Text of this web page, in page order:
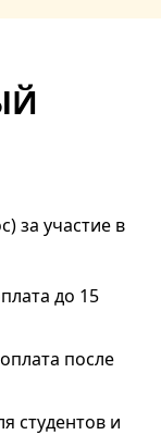
за участие в
до 15
после
студентов и